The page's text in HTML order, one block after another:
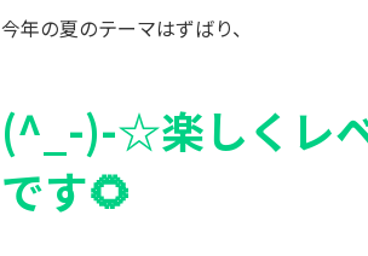
今年の夏のテーマはずばり、
(^_-)-☆楽しくレ
です🌻